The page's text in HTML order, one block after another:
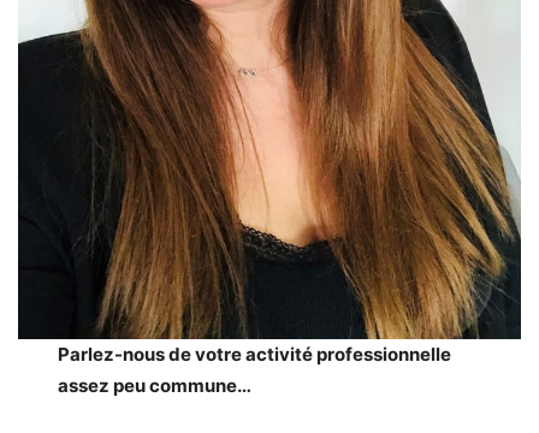
Parlez-nous de votre activité professionnelle
assez peu commune…